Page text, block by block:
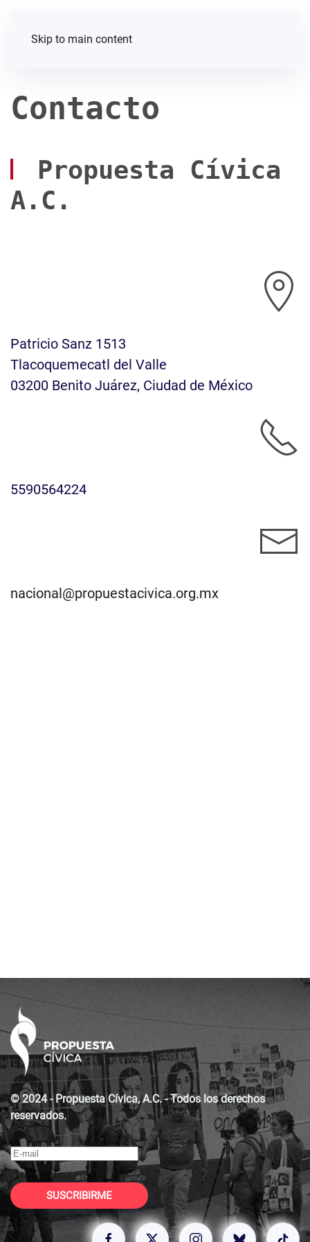
Skip to main content
Contacto
Propuesta Cívica
A.C.
Patricio Sanz 1513
Tlacoquemecatl del Valle
03200 Benito Juárez, Ciudad de México
5590564224
nacional@propuestacivica.org.mx
© 2024 - Propuesta Cívica, A.C. - Todos los derechos
reservados.
SUSCRIBIRME